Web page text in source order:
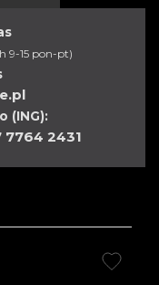
9-15 pon-pt)
(ING):
7764 2431